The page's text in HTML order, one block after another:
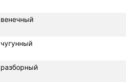
венечный
чугунный
разборный